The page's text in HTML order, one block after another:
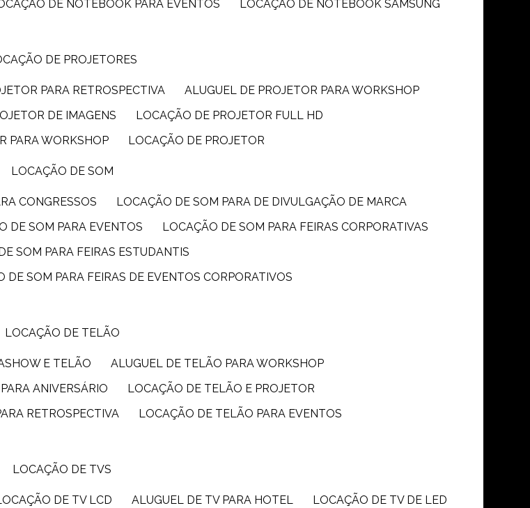
DE NOTEBOOK PARA EVENTOS
LOCAÇÃO DE NOTEBOOK SAMSUNG
DE PROJETORES
PARA RETROSPECTIVA
ALUGUEL DE PROJETOR PARA WORKSHOP
DE IMAGENS
LOCAÇÃO DE PROJETOR FULL HD
PARA WORKSHOP LOCAÇÃO DE PROJETOR
LOCAÇÃO DE SOM
CONGRESSOS
LOCAÇÃO DE SOM PARA DE DIVULGAÇÃO DE MARCA
DE SOM PARA EVENTOS
LOCAÇÃO DE SOM PARA FEIRAS CORPORATIVAS
SOM PARA FEIRAS ESTUDANTIS
DE SOM PARA FEIRAS DE EVENTOS CORPORATIVOS
LOCAÇÃO DE TELÃO
E TELÃO
ALUGUEL DE TELÃO PARA WORKSHOP
ANIVERSÁRIO
LOCAÇÃO DE TELÃO E PROJETOR
RETROSPECTIVA
LOCAÇÃO DE TELÃO PARA EVENTOS
LOCAÇÃO DE TVS
LOCAÇÃO DE TV LCD ALUGUEL DE TV PARA HOTEL
LOCAÇÃO DE TV DE LED